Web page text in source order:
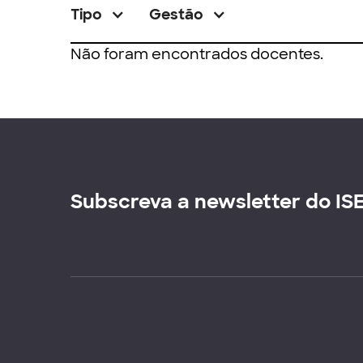
Tipo Gestão
Não foram encontrados docentes.
Subscreva a newsletter do